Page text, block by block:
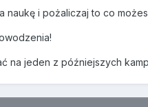
naukę i pożaliczaj to co
na jeden z późniejszych